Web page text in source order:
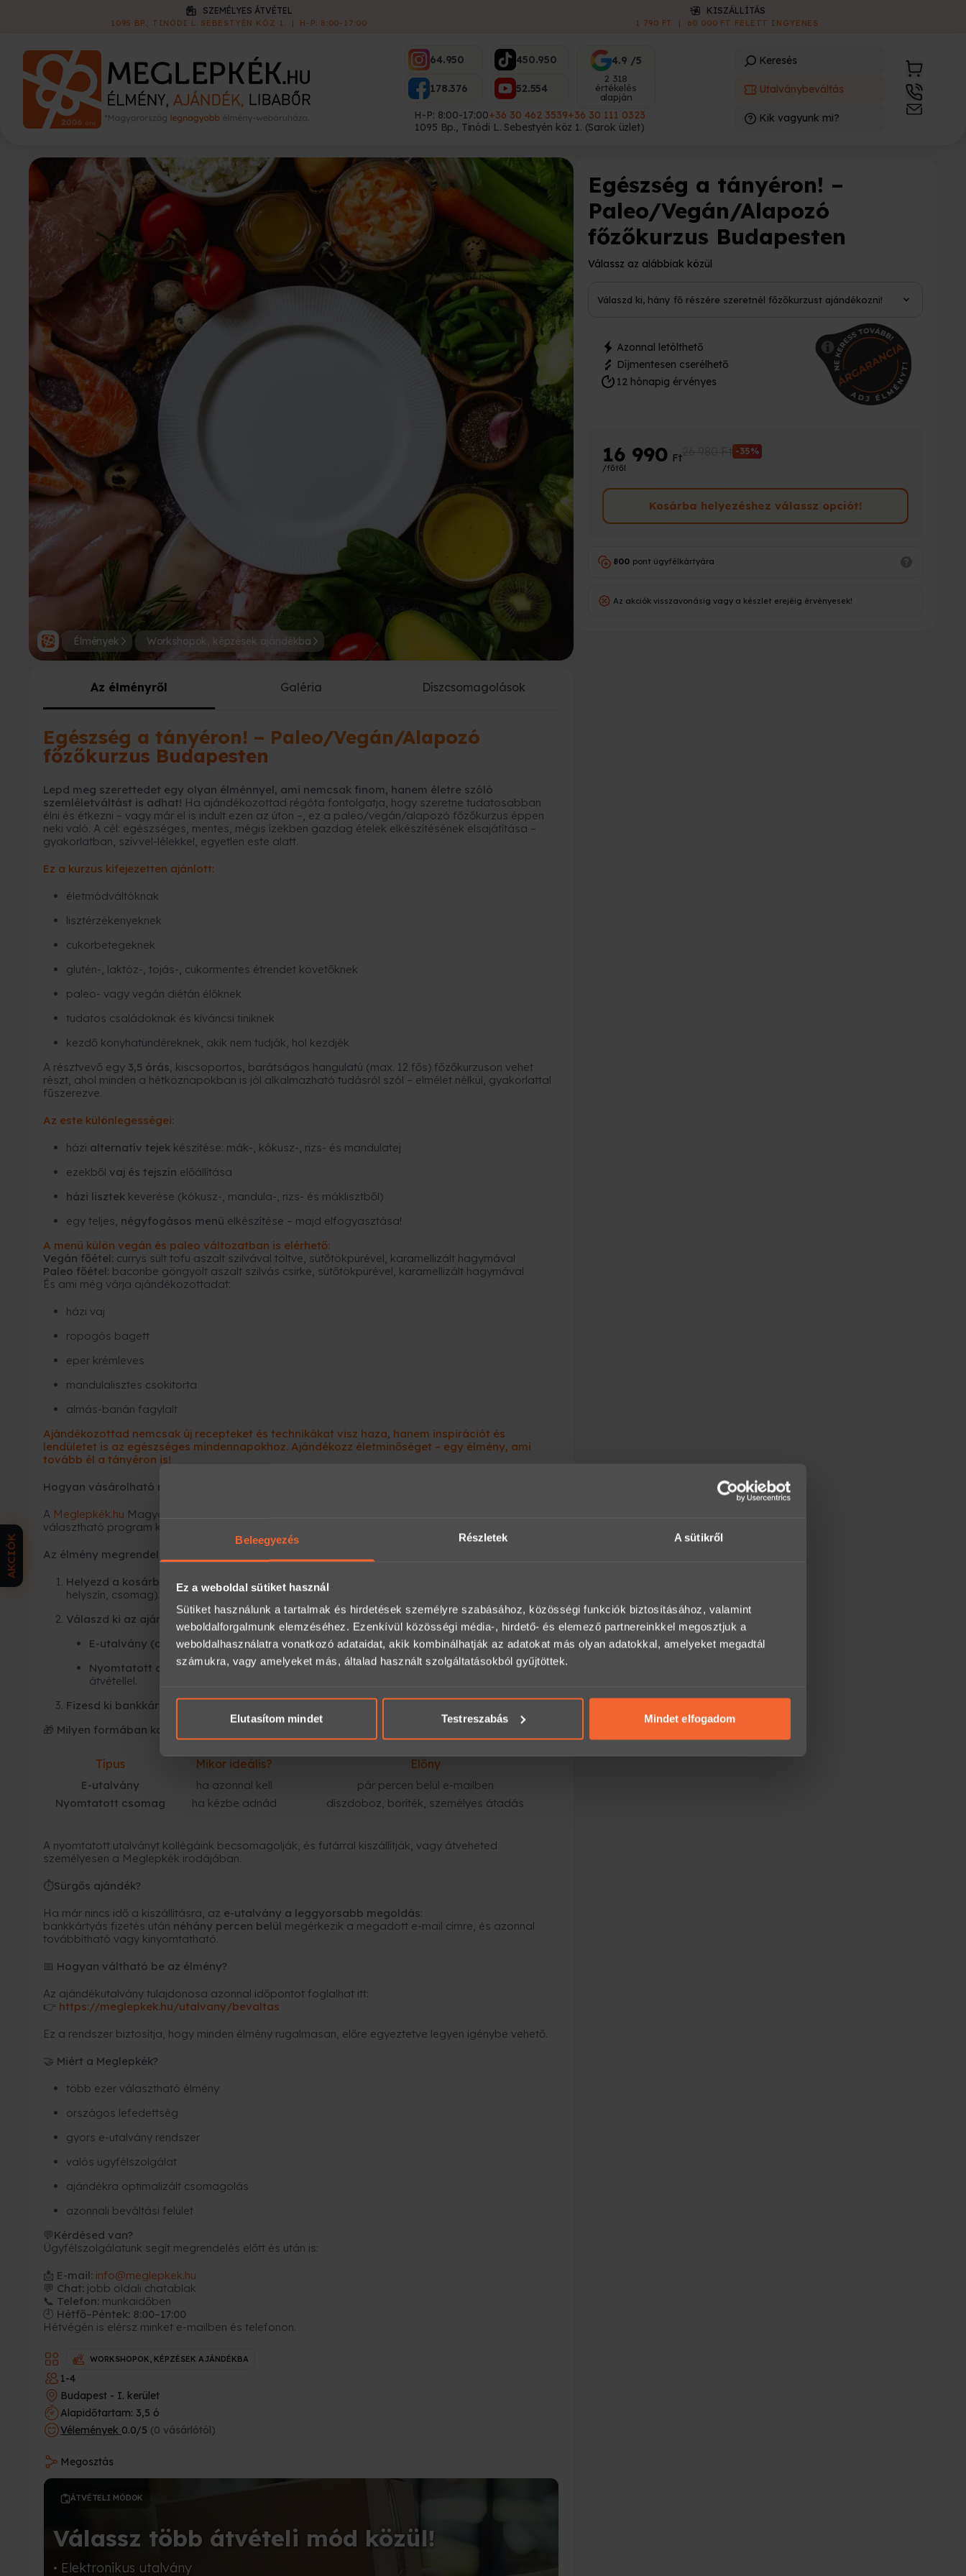
Beleegyezés Részletek A sütikről
Ez a weboldal sütiket használ
Sütiket használunk a tartalmak és hirdetések személyre szabásához, közösségi funkciók biztosításához, valamint
weboldalforgalmunk elemzéséhez. Ezenkívül közösségi média-, hirdető- és elemező partnereinkkel megosztjuk a
weboldalhasználatra vonatkozó adataidat, akik kombinálhatják az adatokat más olyan adatokkal, amelyeket megadtál
számukra, vagy amelyeket más, általad használt szolgáltatásokból gyűjtöttek.
Elutasítom mindet Testreszabás Mindet elfogadom
KISZÁLLÍTÁS
1 790 FT | 60 000 FT FELETT INGYENES
ONLINE E-UTALVÁNY
AZONNAL LETÖLTHETŐ | INGYENES
64.950
178.376
450.950
52.554
4.9 /5
2 318
értékelés
alapján
H-P: 8:00-17:00+36 30 462 3539+36 30 111 0323
1095 Bp., Tinódi L. Sebestyén köz 1. (Sarok üzlet)
Keresés
Utalványbeváltás
Kik vagyunk mi?
Élmények Workshopok, képzések ajándékba
Az élményről Galéria Díszcsomagolások
Egészség a tányéron! – Paleo/Vegán/Alapozó
főzőkurzus Budapesten
Lepd meg szerettedet egy olyan élménnyel, ami nemcsak finom, hanem életre szóló
szemléletváltást is adhat! Ha ajándékozottad régóta fontolgatja, hogy szeretne tudatosabban
élni és étkezni – vagy már el is indult ezen az úton –, ez a paleo/vegán/alapozó főzőkurzus éppen
neki való. A cél: egészséges, mentes, mégis ízekben gazdag ételek elkészítésének elsajátítása –
gyakorlatban, szívvel-lélekkel, egyetlen este alatt.
Ez a kurzus kifejezetten ajánlott:
életmódváltóknak
lisztérzékenyeknek
cukorbetegeknek
glutén-, laktóz-, tojás-, cukormentes étrendet követőknek
paleo- vagy vegán diétán élőknek
tudatos családoknak és kíváncsi tiniknek
kezdő konyhatündéreknek, akik nem tudják, hol kezdjék
A résztvevő egy 3,5 órás, kiscsoportos, barátságos hangulatú (max. 12 fős) főzőkurzuson vehet
részt, ahol minden a hétköznapokban is jól alkalmazható tudásról szól – elmélet nélkül, gyakorlattal
fűszerezve.
Az este különlegességei:
házi alternatív tejek készítése: mák-, kókusz-, rizs- és mandulatej
ezekből vaj és tejszín előállítása
házi lisztek keverése (kókusz-, mandula-, rizs- és máklisztből)
egy teljes, négyfogásos menü elkészítése – majd elfogyasztása!
A menü külön vegán és paleo változatban is elérhető:
Vegán főétel: currys sült tofu aszalt szilvával töltve, sütőtökpürével, karamellizált hagymával
Paleo főétel: baconbe göngyölt aszalt szilvás csirke, sütőtökpürével, karamellizált hagymával
És ami még várja ajándékozottadat:
házi vaj
ropogós bagett
eper krémleves
mandulalisztes csokitorta
almás-banán fagylalt
Ajándékozottad nemcsak új recepteket és technikákat visz haza, hanem inspirációt és
lendületet is az egészséges mindennapokhoz. Ajándékozz életminőséget – egy élmény, ami
tovább él a tányéron is!
Hogyan vásárolható meg ez az élmény ajándékutalványként a Meglepkéken?
A Meglepkék.hu Magyarország egyik legnagyobb élményajándék-platformja, ahol több ezer
választható program közül ajándékozhatsz rugalmasan és biztonságosan.
Az élmény megrendelése 3 egyszerű lépésből áll:
Helyezd a kosárba az élményt, majd válaszd ki a számodra megfelelő opciót (időtartam,
helyszín, csomag).
Válaszd ki az ajándékutalvány típusát:
E-utalvány (online)– azonnal megérkezik e-mailben,
Nyomtatott ajándékutalvány– elegáns csomagolásban, futárral vagy személyes
átvétellel.
Fizesd ki bankkártyával
, SZÉP kártyával és már kész is az ajándék.
🎁 Milyen formában kapja meg a megajándékozott?
Típus Mikor ideális? Előny
E-utalvány ha azonnal kell
pár percen belül e-mailben
Nyomtatott csomag
ha kézbe adnád díszdoboz, boríték, személyes átadás
A nyomtatott utalványt kollégáink becsomagolják, és futárral kiszállítják, vagy átveheted
személyesen a Meglepkék irodájában.
⏱Sürgős ajándék?
Ha már nincs idő a kiszállításra, az e-utalvány a leggyorsabb megoldás:
bankkártyás fizetés után néhány percen belül megérkezik a megadott e-mail címre, és azonnal
továbbítható vagy kinyomtatható.
📅 Hogyan váltható be az élmény?
Az ajándékutalvány tulajdonosa azonnal időpontot foglalhat itt:
👉 https://meglepkek.hu/utalvany/bevaltas
Ez a rendszer biztosítja, hogy minden élmény rugalmasan, előre egyeztetve legyen igénybe vehető.
🤝 Miért a Meglepkék?
több ezer választható élmény
országos lefedettség
gyors e-utalvány rendszer
valós ügyfélszolgálat
ajándékra optimalizált csomagolás
azonnali beváltási felület
💬Kérdésed van?
Ügyfélszolgálatunk segít megrendelés előtt és után is:
📩 E-mail: info@meglepkek.hu
💬 Chat: jobb oldali chatablak
📞 Telefon: munkaidőben
🕘 Hétfő–Péntek: 8:00–17:00
Hétvégén is elérsz minket e-mailben és telefonon.
WORKSHOPOK, KÉPZÉSEK AJÁNDÉKBA
1-4
Budapest - I. kerület
Alapidőtartam: 3,5 ó
Vélemények 0.0/5 (0 vásárlótól)
Megosztás
ÁTVÉTELI MÓDOK
Válassz több átvételi mód közül!
• Elektronikus utalvány
Egészség a tányéron! –
Paleo/Vegán/Alapozó
főzőkurzus Budapesten
Válassz az alábbiak közül
Válaszd ki, hány fő részére szeretnél főzőkurzust ajándékozni!
Azonnal letölthető
Díjmentesen cserélhető
12 hónapig érvényes
16 990Ft
-35%
/főtől
Kosárba helyezéshez válassz opciót!
800 pont ügyfélkártyára
Az akciók visszavonásig vagy a készlet erejéig érvényesek!
AKCIÓK